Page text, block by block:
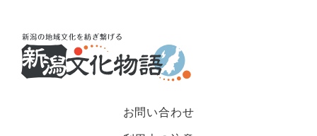
お問い合わせ